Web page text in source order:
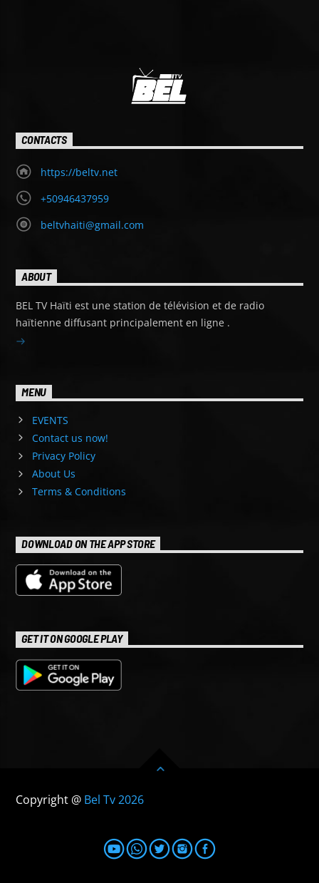
CONTACTS
https://beltv.net
+50946437959
beltvhaiti@gmail.com
ABOUT
BEL TV Haïti est une station de télévision et de radio
haïtienne diffusant principalement en ligne .
MENU
EVENTS
Contact us now!
Privacy Policy
About Us
Terms & Conditions
DOWNLOAD ON THE APP STORE
GET IT ON GOOGLE PLAY
Copyright @ Bel Tv 2026